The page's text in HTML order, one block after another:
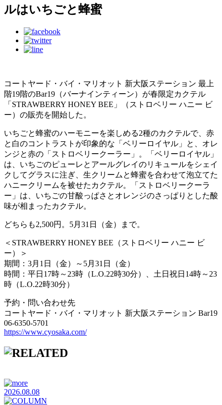
ルはいちごと蜂蜜
コートヤード・バイ・マリオット 新大阪ステーション 最上
階19階のBar19（バーナインティーン）が春限定カクテル
「STRAWBERRY HONEY BEE」（ストロベリー ハニー ビ
ー）の販売を開始した。
いちごと蜂蜜のハーモニーを楽しめる2種のカクテルで、赤
と白のコントラストが印象的な「ベリーロイヤル」と、オレ
ンジと赤の「ストロベリークーラー」。「ベリーロイヤル」
は、いちごのピューレとアールグレイのリキュールをシェイ
クしてグラスに注ぎ、生クリームと蜂蜜を合わせて泡立てた
ハニークリームを被せたカクテル。「ストロベリークーラ
ー」は、いちごの甘酸っぱさとオレンジのさっぱりとした酸
味が相まったカクテル。
どちらも2,500円。5月31日（金）まで。
＜STRAWBERRY HONEY BEE（ストロベリー ハニー ビ
ー）＞
期間：3月1日（金）～5月31日（金）
時間：平日17時～23時（L.O.22時30分）、土日祝日14時～23
時（L.O.22時30分）
予約・問い合わせ先
コートヤード・バイ・マリオット 新大阪ステーション Bar19
06-6350-5701
https://www.cyosaka.com/
2026.08.08